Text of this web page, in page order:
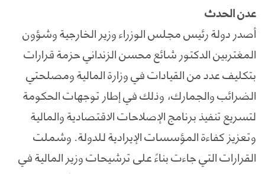
عدن الحدث
أصدر دولة رئيس مجلس الوزراء وزير الخارجية وشؤون
المغتربين الدكتور شائع محسن الزنداني حزمة قرارات
بتكليف عدد من القيادات في وزارة المالية ومصلحتي
الضرائب والجمارك، وذلك في إطار توجهات الحكومة
لتسريع تنفيذ برنامج الإصلاحات الاقتصادية والمالية
وتعزيز كفاءة المؤسسات الإيرادية للدولة. وشملت
القرارات التي جاءت بناءً على ترشيحات وزير المالية في